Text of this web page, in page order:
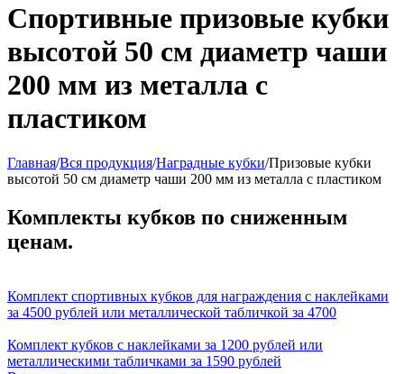
Спортивные призовые кубки
высотой 50 см диаметр чаши
200 мм из металла с
пластиком
Главная/Вся продукция/Наградные кубки/Призовые кубки
высотой 50 см диаметр чаши 200 мм из металла с пластиком
Комплекты кубков по сниженным
ценам.
Комплект спортивных кубков для награждения с наклейками
за 4500 рублей или металлической табличкой за 4700
Комплект кубков с наклейками за 1200 рублей или
металлическими табличками за 1590 рублей